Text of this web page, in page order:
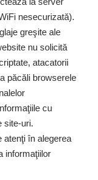
nesecurizată).
greşite ale
nu solicită
atacatorii
păcăli browserele
cu
site-uri.
atenţi în alegerea
informaţiilor